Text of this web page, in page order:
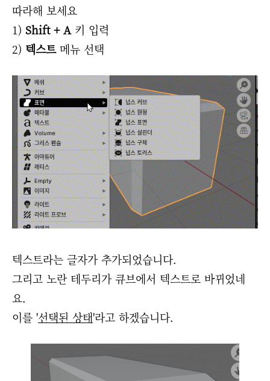
따라해 보세요
1) Shift + A키 입력
2) 텍스트메뉴 선택
텍스트라는 글자가 추가되었습니다.
그리고 노란 테두리가 큐브에서 텍스트로 바뀌었네
요.
이를 '선택된 상태'라고 하겠습니다.